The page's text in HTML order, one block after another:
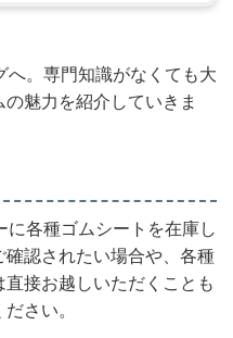
へ。専門知識がなくても大
魅力を紹介していきま
に各種ゴムシートを在庫し
認されたい場合や、各種
接お越しいただくことも
さい。